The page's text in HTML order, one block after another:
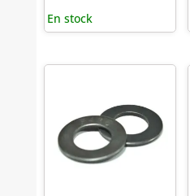
En stock